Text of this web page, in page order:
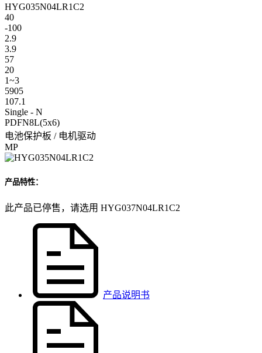
HYG035N04LR1C2
40
-100
2.9
3.9
57
20
1~3
5905
107.1
Single - N
PDFN8L(5x6)
电池保护板 / 电机驱动
MP
产品特性：
此产品已停售，请选用 HYG037N04LR1C2
产品说明书